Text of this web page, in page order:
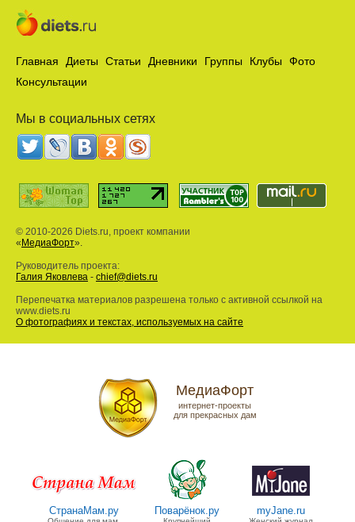
Главная Диеты Статьи Дневники Группы Клубы
Фото
Консультации
Мы в социальных сетях
© 2010-2026 Diets.ru, проект компании
« МедиаФорт».
Руководитель проекта:
Галия Яковлева - chief@diets.ru
Перепечатка материалов разрешена только с активной ссылкой на
www.diets.ru
О фотографиях и текстах, используемых на сайте
МедиаФорт
интернет-проекты
для прекрасных дам
СтранаМам.ру Поварёнок.ру myJane.ru